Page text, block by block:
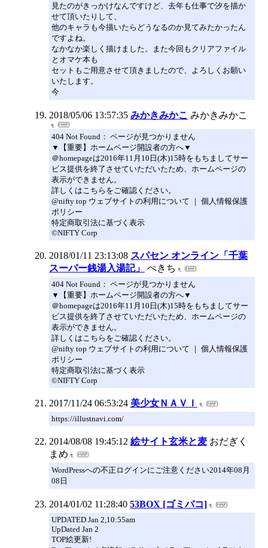
見たのがきっかけなんですけど、去年も仕事で汐を描か
せて頂いたりして、
他のキャラも今描いたらどうなるのか見てみたかったん
ですよね。
なかなか楽しく描けました。また今回もクリアファイル
とオマケ本も
セットもご用意させて頂きましたので、よろしくお願い
いたします。
今
2018/05/06 13:57:35 みかきみかこ みかきみかこ
404 Not Found： ページが見つかりません
▼【重要】ホームページ開設者の方へ▼
＠homepageは2016年11月10日(木)15時をもちましてサー
ビス提供を終了させていただいたため、ホームページの
表示ができません。
詳しくはこちらをご確認ください。
@nifty top ウェブサイトの利用について ｜ 個人情報保護
ポリシー
特定商取引法に基づく表示
©NIFTY Corp
2018/01/11 23:13:08 スパセン オンライン「千葉
スーパー銭湯入湯記」
ぺきち
404 Not Found： ページが見つかりません
▼【重要】ホームページ開設者の方へ▼
＠homepageは2016年11月10日(木)15時をもちましてサー
ビス提供を終了させていただいたため、ホームページの
表示ができません。
詳しくはこちらをご確認ください。
@nifty top ウェブサイトの利用について ｜ 個人情報保護
ポリシー
特定商取引法に基づく表示
©NIFTY Corp
2017/11/24 06:53:24 美少女ＮＡＶＩ
https://illustnavi.com/
2014/08/08 19:45:12 絵サイト玄米と麦 おだぎく
まめ
WordPressへの不正ログインにご注意ください2014年08月
08日
2014/01/02 11:28:40 53BOX [ゴミバコ]
UPDATED Jan 2,10:55am
UpDated Jan 2
TOP絵更新!